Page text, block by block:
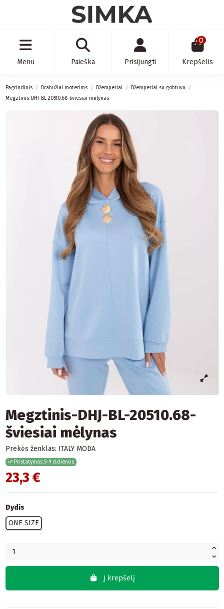
Menu Paieška Prisijungti
0
Krepšelis
Pagrindinis Drabužiai moterims Džemperiai
Džemperiai su gobtuvu
Megztinis-DHJ-BL-20510.68-šviesiai mėlynas
Megztinis-DHJ-BL-20510.68-
šviesiai mėlynas
Prekės ženklas: ITALY MODA
Pristatymas 5-9 d.dienos
23,3 €
Dydis
ONE SIZE
Į krepšelį